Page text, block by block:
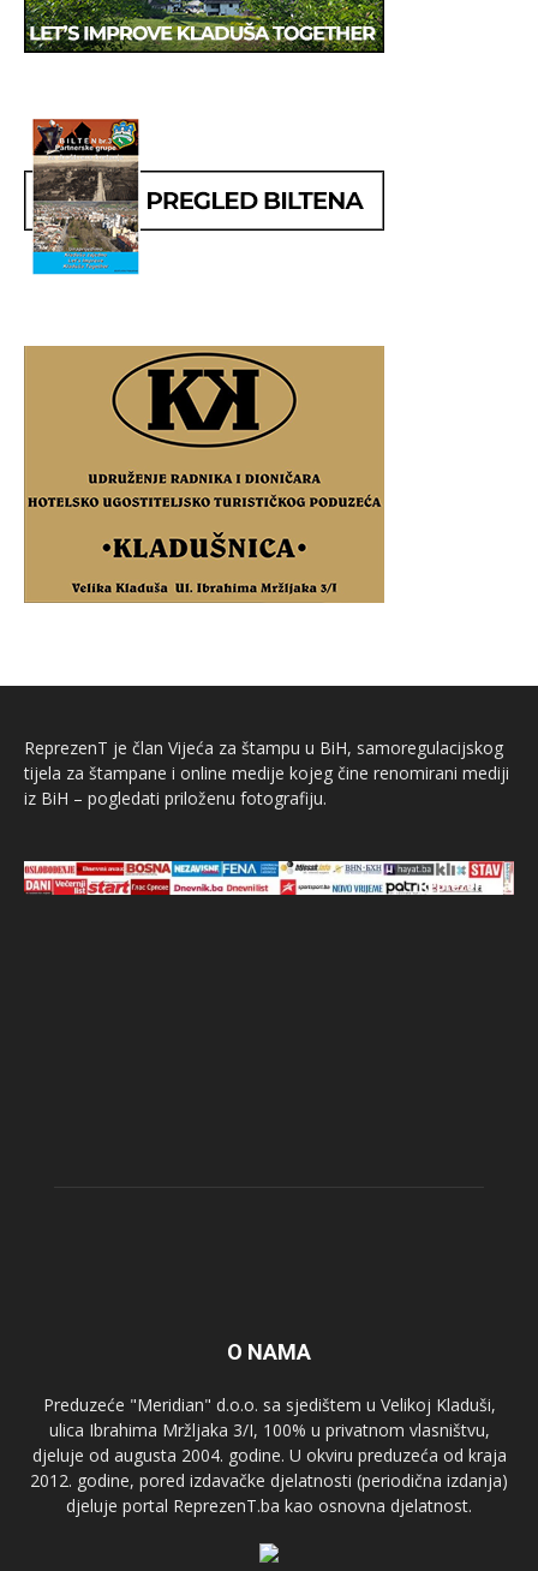
ReprezenT je član Vijeća za štampu u BiH, samoregulacijskog
tijela za štampane i online medije kojeg čine renomirani mediji
iz BiH – pogledati priloženu fotografiju.
O NAMA
Preduzeće "Meridian" d.o.o. sa sjedištem u Velikoj Kladuši,
ulica Ibrahima Mržljaka 3/I, 100% u privatnom vlasništvu,
djeluje od augusta 2004. godine. U okviru preduzeća od kraja
2012. godine, pored izdavačke djelatnosti (periodična izdanja)
djeluje portal ReprezenT.ba kao osnovna djelatnost.